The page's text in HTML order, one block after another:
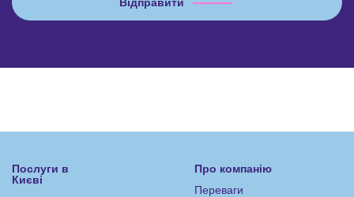
Послуги в
Києві
Про компанію
Переваги